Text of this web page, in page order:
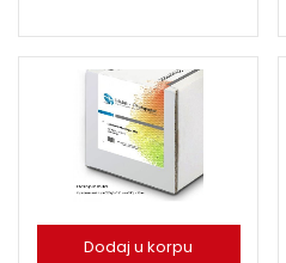
Dodaj u korpu